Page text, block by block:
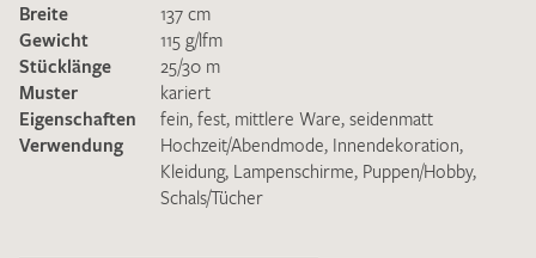
Ich bin damit einverstanden, dass meine angegebenen Daten
DieDatenschutzbestimmungenhabe ich zur Kenntnis
Breite
137 cm
Gewicht
115 g/lfm
Stücklänge
25/30 m
Muster
kariert
Eigenschaften
fein, fest, mittlere Ware, seidenmatt
Verwendung
Hochzeit/Abendmode, Innendekoration,
Kleidung, Lampenschirme, Puppen/Hobby,
Schals/Tücher